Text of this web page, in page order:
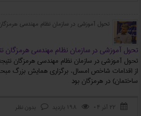
تحول آموزشی در سازمان نظام مهندسی
تحول آموزشی در سازمان نظام مهندسی هرمزگان
تحول آموزشی در سازمان نظام مهندسی هرمزگان
ساختمان) در هرمزگان بود
 ۲۲ آذر ۰۴  198 بازدید  بدون نظر